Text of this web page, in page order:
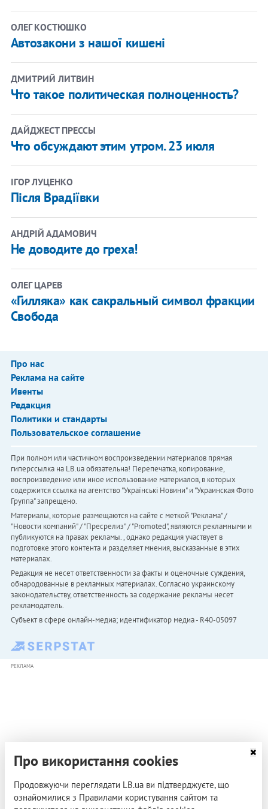
ОЛЕГ КОСТЮШКО
Автозакони з нашої кишені
ДМИТРИЙ ЛИТВИН
Что такое политическая полноценность?
ДАЙДЖЕСТ ПРЕССЫ
Что обсуждают этим утром. 23 июля
ІГОР ЛУЦЕНКО
Після Врадіївки
АНДРІЙ АДАМОВИЧ
Не доводите до греха!
ОЛЕГ ЦАРЕВ
«Гилляка» как сакральный символ фракции
Свобода
Про нас
Реклама на сайте
Ивенты
Редакция
Политики и стандарты
Пользовательское соглашение
При полном или частичном воспроизведении материалов прямая
гиперссылка на LB.ua обязательна! Перепечатка, копирование,
воспроизведение или иное использование материалов, в которых
содержится ссылка на агентство "Українськi Новини" и "Украинская Фото
Группа" запрещено.
Материалы, которые размещаются на сайте с меткой "Реклама" /
"Новости компаний" / "Пресрелиз" / "Promoted", являются рекламными и
публикуются на правах рекламы. , однако редакция участвует в
подготовке этого контента и разделяет мнения, высказанные в этих
материалах.
Редакция не несет ответственности за факты и оценочные суждения,
обнародованные в рекламных материалах. Согласно украинскому
законодательству, ответственность за содержание рекламы несет
рекламодатель.
Субъект в сфере онлайн-медиа; идентификатор медиа - R40-05097
РЕКЛАМА
Про використання cookies
Продовжуючи переглядати LB.ua ви підтверджуєте, що
ознайомилися з Правилами користування сайтом та